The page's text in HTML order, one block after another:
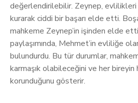
değerlendirilebilir. Zeynep, evlilikleri
kurarak ciddi bir başarı elde etti.
mahkeme Zeynep’in işinden elde
paylaşımında, Mehmet’in evliliğe
bulundurdu. Bu tür durumlar,
karmaşık olabileceğini ve her bireyin
korunduğunu gösterir.